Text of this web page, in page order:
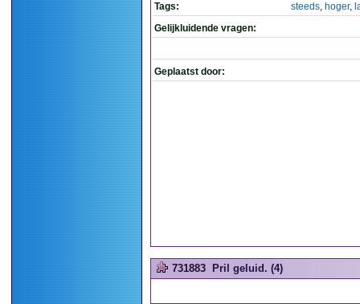
Tags:
steeds, hoger,
Gelijkluidende vragen:
Geplaatst door:
731883 Pril geluid. (4)